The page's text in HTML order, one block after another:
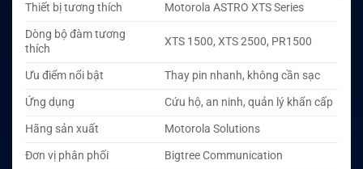
Thiết bị tương thích
Motorola ASTRO XTS Series
Dòng bộ đàm tương
thích
XTS 1500, XTS 2500, PR1500
Ưu điểm nổi bật
Thay pin nhanh, không cần sạc
Ứng dụng
Cứu hộ, an ninh, quản lý khẩn cấp
Hãng sản xuất
Motorola Solutions
Đơn vị phân phối
Bigtree Communication